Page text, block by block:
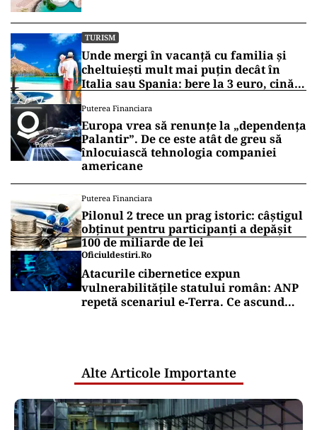
Nord
TURISM
Unde mergi în vacanță cu familia și
cheltuiești mult mai puțin decât în
Italia sau Spania: bere la 3 euro, cină
Puterea Financiara
Europa vrea să renunțe la „dependența
Palantir”. De ce este atât de greu să
înlocuiască tehnologia companiei
americane
Puterea Financiara
Pilonul 2 trece un prag istoric: câștigul
obținut pentru participanți a depășit
100 de miliarde de lei
Oficiuldestiri.ro
Atacurile cibernetice expun
vulnerabilitățile statului român: ANP
repetă scenariul e‑Terra. Ce ascund
Alte Articole Importante